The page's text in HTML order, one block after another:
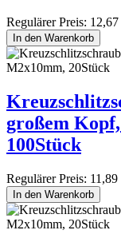
Regulärer Preis:
In den Warenkorb
großem
100Stück
Regulärer Preis:
In den Warenkorb